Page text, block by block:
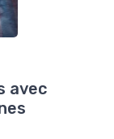
avec